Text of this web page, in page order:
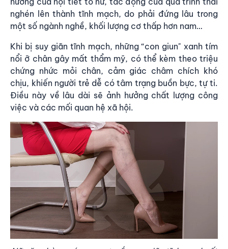
nghén lên thành tĩnh mạch, do phải đứng lâu trong
một số ngành nghề, khối lượng cơ thấp hơn nam…
Khi bị suy giãn tĩnh mạch, những “con giun" xanh tím
nổi ỡ chân gây mất thẩm mỹ, có thể kèm theo triệu
chứng nhức mỏi chân, cảm giác châm chích khó
chịu, khiến người trẻ dễ có tâm trạng buồn bực, tự ti.
Điều này về lâu dài sẽ ảnh hưởng chất lượng công
việc và các mối quan hệ xã hội.